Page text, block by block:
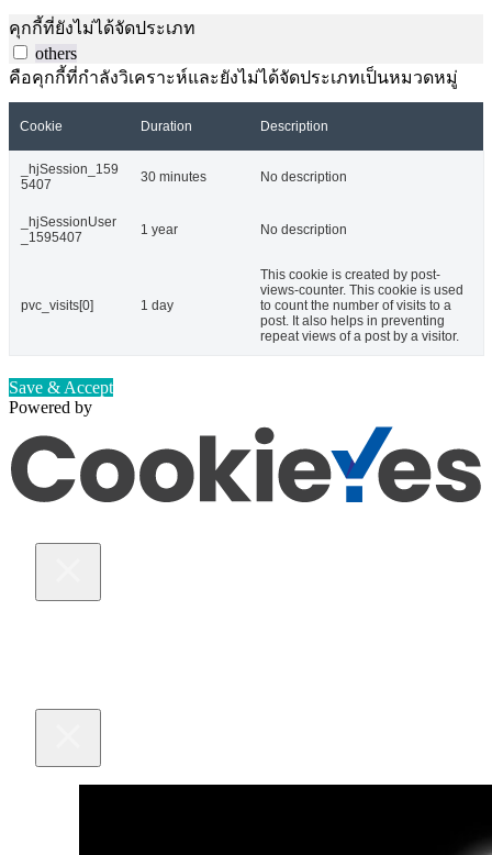
คุกกี้ที่ยังไม่ได้จัดประเภท
others
คือคุกกี้ที่กำลังวิเคราะห์และยังไม่ได้จัดประเภทเป็นหมวดหมู่
Cookie Duration Description
_hjSession_159
5407
30 minutes No description
_hjSessionUser
_1595407
1 year No description
pvc_visits[0] 1 day
This cookie is created by post-
views-counter. This cookie is used
to count the number of visits to a
post. It also helps in preventing
repeat views of a post by a visitor.
Save & Accept
Powered by